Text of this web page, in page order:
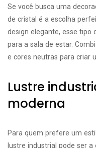
Se você busca uma
de cristal é a escolha
design elegante, esse
para a sala de estar.
e cores neutras para criar
Lustre
moderna
Para quem prefere um
lustre industrial pode ser a